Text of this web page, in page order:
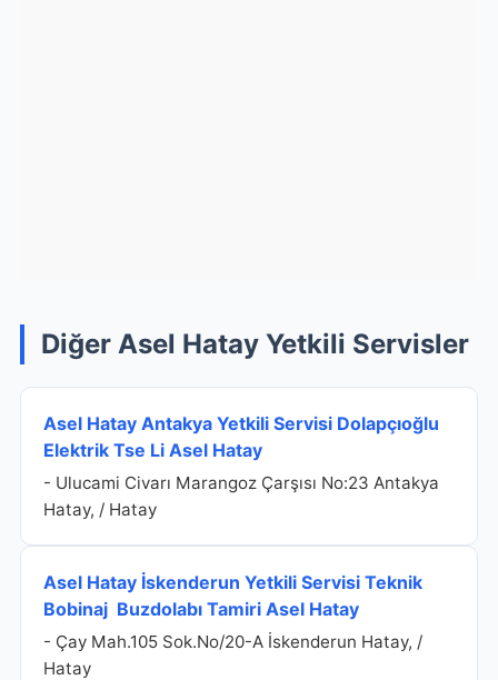
Diğer Asel Hatay Yetkili Servisler
Asel Hatay Antakya Yetkili Servisi Dolapçıoğlu
Elektrik Tse Li Asel Hatay
- Ulucami Civarı Marangoz Çarşısı No:23 Antakya
Hatay, / Hatay
Asel Hatay İskenderun Yetkili Servisi Teknik
Bobinaj Buzdolabı Tamiri Asel Hatay
- Çay Mah.105 Sok.No/20-A İskenderun Hatay, /
Hatay